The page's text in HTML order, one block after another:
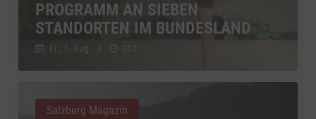
PROGRAMM AN SIEBEN
STANDORTEN IM BUNDESLAND
Fr., 7. Aug. 263
Salzburg Magazin